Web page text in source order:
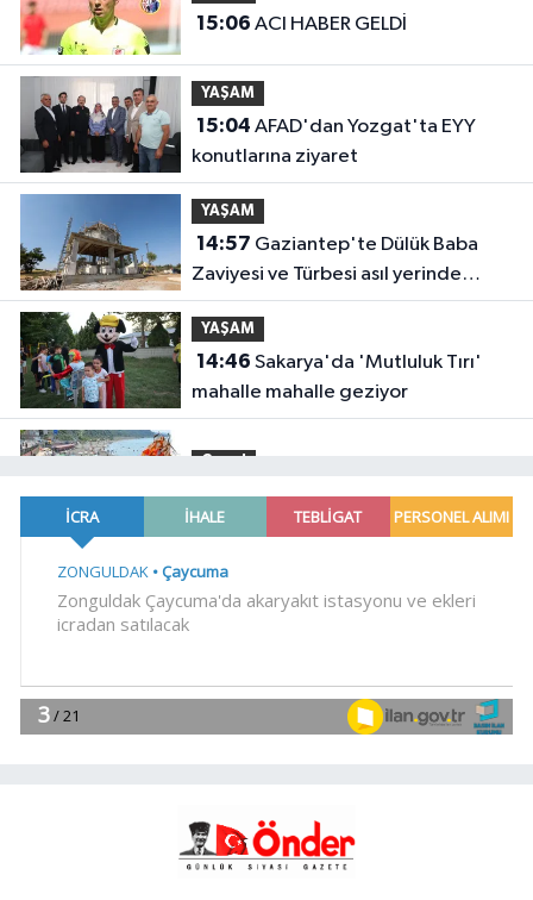
15:06 ACI HABER GELDİ
YAŞAM
15:04
konutlarına ziyaret
YAŞAM
14:57
Zaviyesi ve Türbesi asıl yerinde
yeniden inşa edilecek
YAŞAM
14:46
mahalle mahalle geziyor
Genel
14:37DENİZE GİRMEK YASAKLANDI
14:33
eden üç hastalık
14:32ÇELİKORDUSPOR’DAN
GURUR DOLU SEZON
SAVAŞINI KAYBETTİ